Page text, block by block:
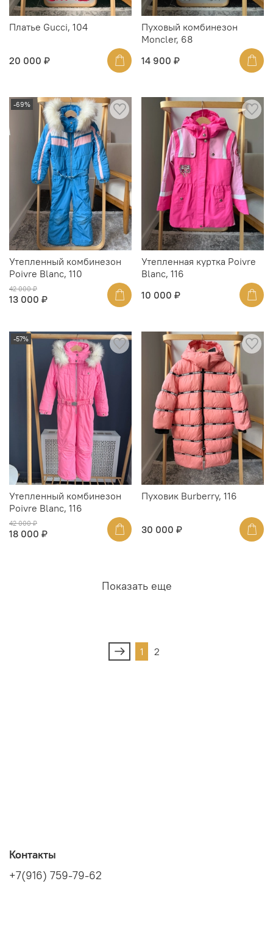
Платье Gucci, 104
20 000 ₽
Пуховый комбинезон
Moncler, 68
14 900 ₽
-69%
Утепленный комбинезон
Poivre Blanc, 110
42 000 ₽
13 000 ₽
Утепленная куртка Poivre
Blanc, 116
10 000 ₽
-57%
Утепленный комбинезон
Poivre Blanc, 116
42 000 ₽
18 000 ₽
Пуховик Burberry, 116
30 000 ₽
Показать еще
1 2
Контакты
+7(916) 759-79-62